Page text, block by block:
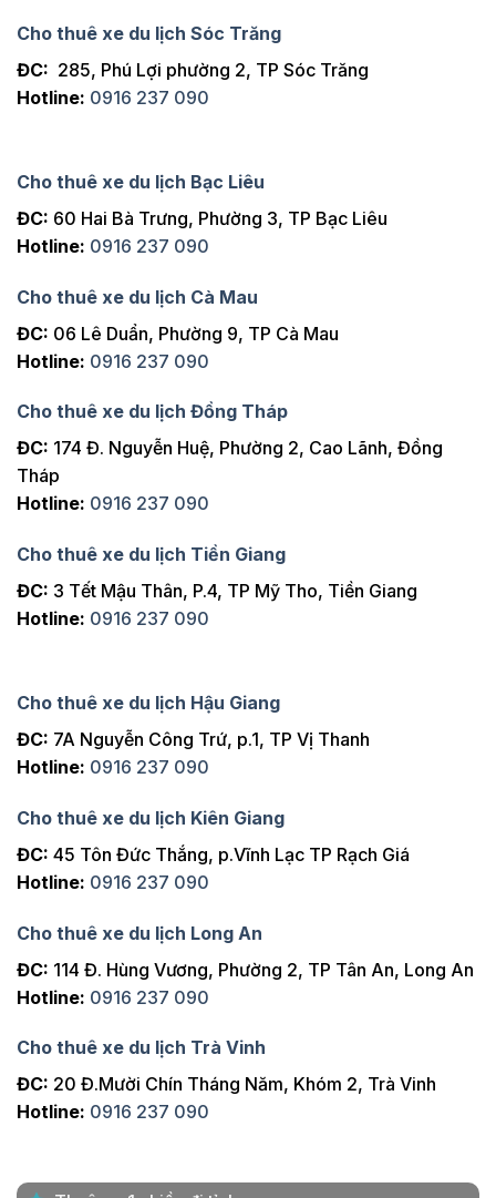
Cho thuê xe du lịch Sóc Trăng
ĐC: 285, Phú Lợi phường 2, TP Sóc Trăng
Hotline: 0916 237 090
Cho thuê xe du lịch Bạc Liêu
ĐC: 60 Hai Bà Trưng, Phường 3, TP Bạc Liêu
Hotline: 0916 237 090
Cho thuê xe du lịch Cà Mau
ĐC: 06 Lê Duẩn, Phường 9, TP Cà Mau
Hotline: 0916 237 090
Cho thuê xe du lịch Đồng Tháp
ĐC: 174 Đ. Nguyễn Huệ, Phường 2, Cao Lãnh, Đồng
Tháp
Hotline: 0916 237 090
Cho thuê xe du lịch Tiền Giang
ĐC: 3 Tết Mậu Thân, P.4, TP Mỹ Tho, Tiền Giang
Hotline: 0916 237 090
Cho thuê xe du lịch Hậu Giang
ĐC: 7A Nguyễn Công Trứ, p.1, TP Vị Thanh
Hotline: 0916 237 090
Cho thuê xe du lịch Kiên Giang
ĐC: 45 Tôn Đức Thắng, p.Vĩnh Lạc TP Rạch Giá
Hotline: 0916 237 090
Cho thuê xe du lịch Long An
ĐC: 114 Đ. Hùng Vương, Phường 2, TP Tân An, Long An
Hotline: 0916 237 090
Cho thuê xe du lịch Trà Vinh
ĐC: 20 Đ.Mười Chín Tháng Năm, Khóm 2, Trà Vinh
Hotline: 0916 237 090